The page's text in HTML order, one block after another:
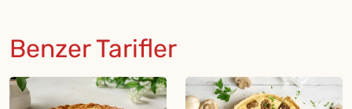
Benzer Tarifler